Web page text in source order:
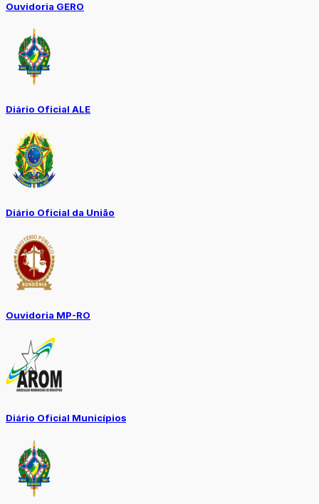
Ouvidoria GERO
Diário Oficial ALE
Diário Oficial da União
Ouvidoria MP-RO
Diário Oficial Municípios